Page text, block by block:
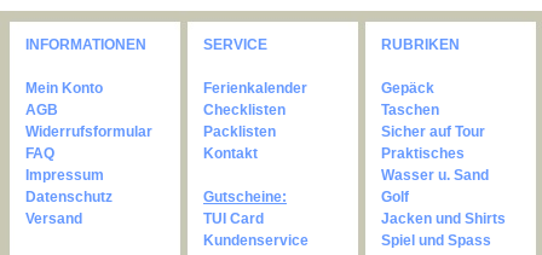
INFORMATIONEN
Mein Konto
AGB
Widerrufsformular
FAQ
Impressum
Datenschutz
Versand
SERVICE
Ferienkalender
Checklisten
Packlisten
Kontakt
Gutscheine:
TUI Card
Kundenservice
RUBRIKEN
Gepäck
Taschen
Sicher auf Tour
Praktisches
Wasser u. Sand
Golf
Jacken und Shirts
Spiel und Spass